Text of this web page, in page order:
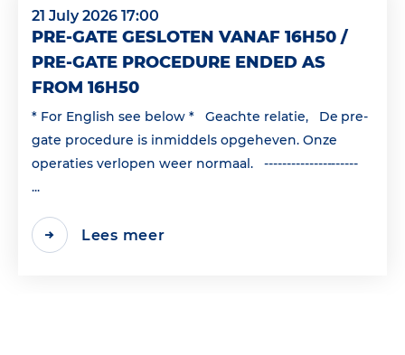
21 July 2026 17:00
PRE-GATE GESLOTEN VANAF 16H50 /
PRE-GATE PROCEDURE ENDED AS
FROM 16H50
* For English see below * Geachte relatie, De pre-
gate procedure is inmiddels opgeheven. Onze
operaties verlopen weer normaal. ---------------------
...
Lees meer